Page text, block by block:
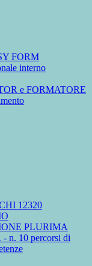
FORM
interno
e FORMATORE
12320
PLURIMA
n. 10 percorsi di